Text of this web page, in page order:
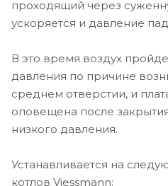
проходящий через
ускоряется и давление
В это время воздух
давления по причине
среднем отверстии, и
оповещена после
низкого давления.
Устанавливается на
котлов Viessmann: